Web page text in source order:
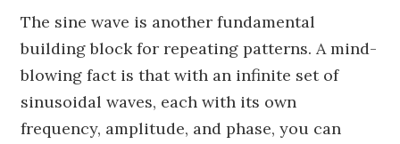
The sine wave is another fundamental
building block for repeating patterns. A mind-
blowing fact is that with an infinite set of
sinusoidal waves, each with its own
frequency, amplitude, and phase, you can